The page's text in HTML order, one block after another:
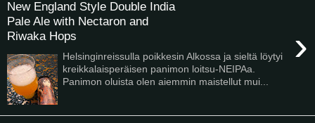
New England Style Double India
Pale Ale with Nectaron and
Riwaka Hops
›
Helsinginreissulla poikkesin Alkossa ja sieltä löytyi
kreikkalaisperäisen panimon loitsu-NEIPAa.
Panimon oluista olen aiemmin maistellut mui...